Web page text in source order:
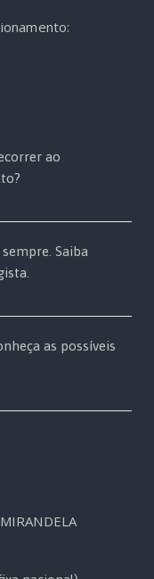
ao
Saiba
as possíveis